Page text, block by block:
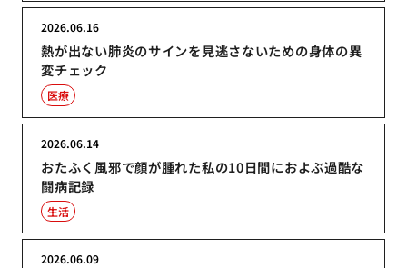
熱が出ない肺炎のサインを見逃さないための身体の異
変チェック
2026.06.16
医療
おたふく風邪で顔が腫れた私の10日間におよぶ過酷な
闘病記録
2026.06.14
生活
2026.06.09